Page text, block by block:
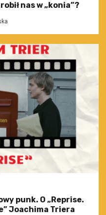
nas w „konia”?
punk. O „Reprise.
Joachima Triera